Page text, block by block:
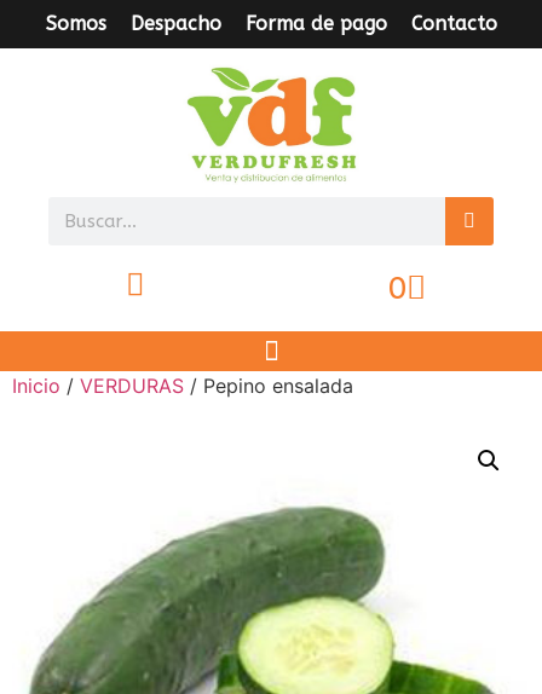
Somos Despacho Forma de pago Contacto
0
Inicio / VERDURAS / Pepino ensalada